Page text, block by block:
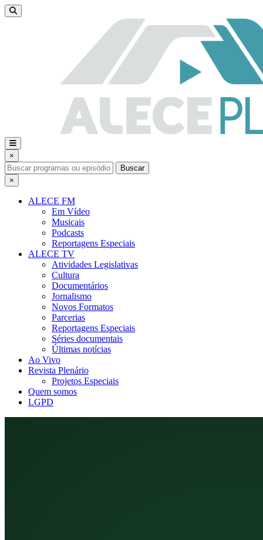
×
Buscar
×
ALECE FM
Em Vídeo
Musicais
Podcasts
Reportagens Especiais
ALECE TV
Atividades Legislativas
Cultura
Documentários
Jornalismo
Novos Formatos
Parcerias
Reportagens Especiais
Séries documentais
Últimas notícias
Ao Vivo
Revista Plenário
Projetos Especiais
Quem somos
LGPD